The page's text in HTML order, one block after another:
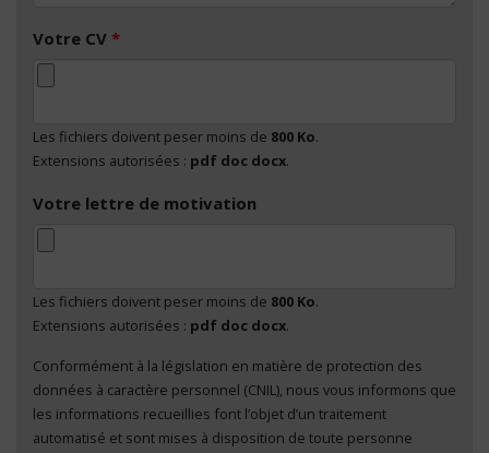
Votre CV *
Les fichiers doivent peser moins de 800 Ko.
Extensions autorisées : pdf doc docx.
Votre lettre de motivation
Les fichiers doivent peser moins de 800 Ko.
Extensions autorisées : pdf doc docx.
En cliquant sur "Envoyer", je consens au traitement
de mes données à caractère personnel *
Conformément à la législation en matière de protection des
données à caractère personnel (CNIL), nous vous informons que
les informations recueillies font l’objet d’un traitement
automatisé et sont mises à disposition de toute personne